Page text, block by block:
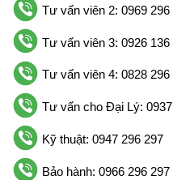
Tư vấn viên 2: 0969 296
Tư vấn viên 3: 0926 136
Tư vấn viên 4: 0828 296
Tư vấn cho Đại Lý:
Kỹ thuật: 0947 296 297
Bảo hành: 0966 296 297